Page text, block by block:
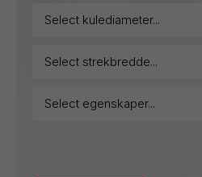
select kulediameter...
select strekbredde...
select egenskaper...